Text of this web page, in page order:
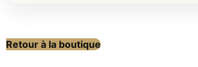
Retour à la boutique